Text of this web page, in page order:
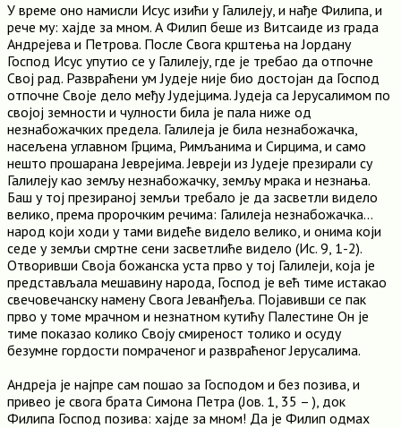
У време оно намисли Исус изићи у Галилеју, и нађе Филипа, и
рече му: хајде за мном. А Филип беше из Витсаиде из града
Андрејева и Петрова. После Свога крштења на Јордану
Господ Исус упутио се у Галилеју, где је требао да отпочне
Свој рад. Развраћени ум Јудеје није био достојан да Господ
отпочне Своје дело међу Јудејцима. Јудеја са Јерусалимом по
својој земности и чулности била је пала ниже од
незнабожачких предела. Галилеја је била незнабожачка,
насељена углавном Грцима, Римљанима и Сирцима, и само
нешто прошарана Јеврејима. Јевреји из Јудеје презирали су
Галилеју као земљу незнабожачку, земљу мрака и незнања.
Баш у тој презираној земљи требало је да засветли видело
велико, према пророчким речима: Галилеја незнабожачка…
народ који ходи у тами видеће видело велико, и онима који
седе у земљи смртне сени засветлиће видело (Ис. 9, 1-2).
Отворивши Своја божанска уста прво у тој Галилеји, која је
представљала мешавину народа, Господ је већ тиме истакао
свечовечанску намену Свога Јеванђеља. Појавивши се пак
прво у томе мрачном и незнатном кутићу Палестине Он је
тиме показао колико Своју смиреност толико и осуду
безумне гордости помраченог и развраћеног Јерусалима.
Андреја је најпре сам пошао за Господом и без позива, и
привео је свога брата Симона Петра (Јов. 1, 35 – ), док
Филипа Господ позива: хајде за мном! Да је Филип одмах